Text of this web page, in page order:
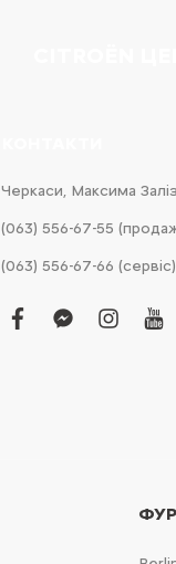
Черкаси, Максима
(063) 556-67-55
(063) 556-67-66 (сервіс)
facebook
facebook-